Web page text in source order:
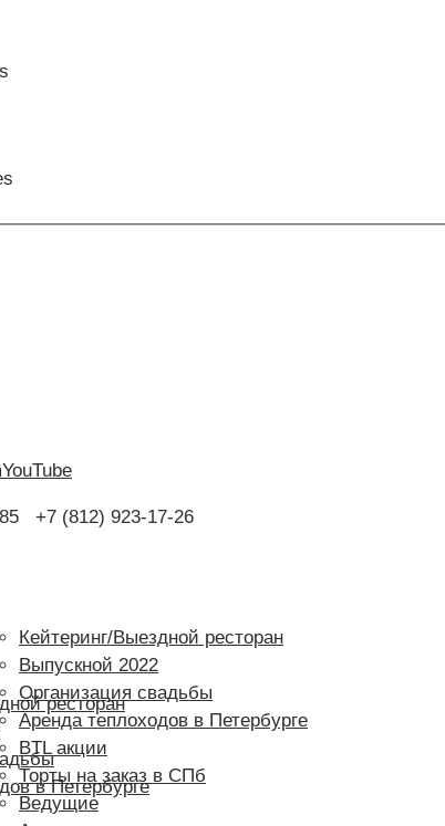
YouTube
+7 (812) 923-17-26
Кейтеринг/Выездной ресторан
Выпускной 2022
Организация свадьбы
Аренда теплоходов в Петербурге
BTL акции
Торты на заказ в СПб
Ведущие
ресторан
в Петербурге